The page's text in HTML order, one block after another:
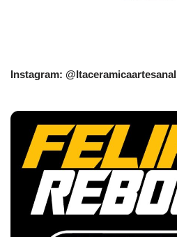
Instagram: @Itaceramicaartesanal